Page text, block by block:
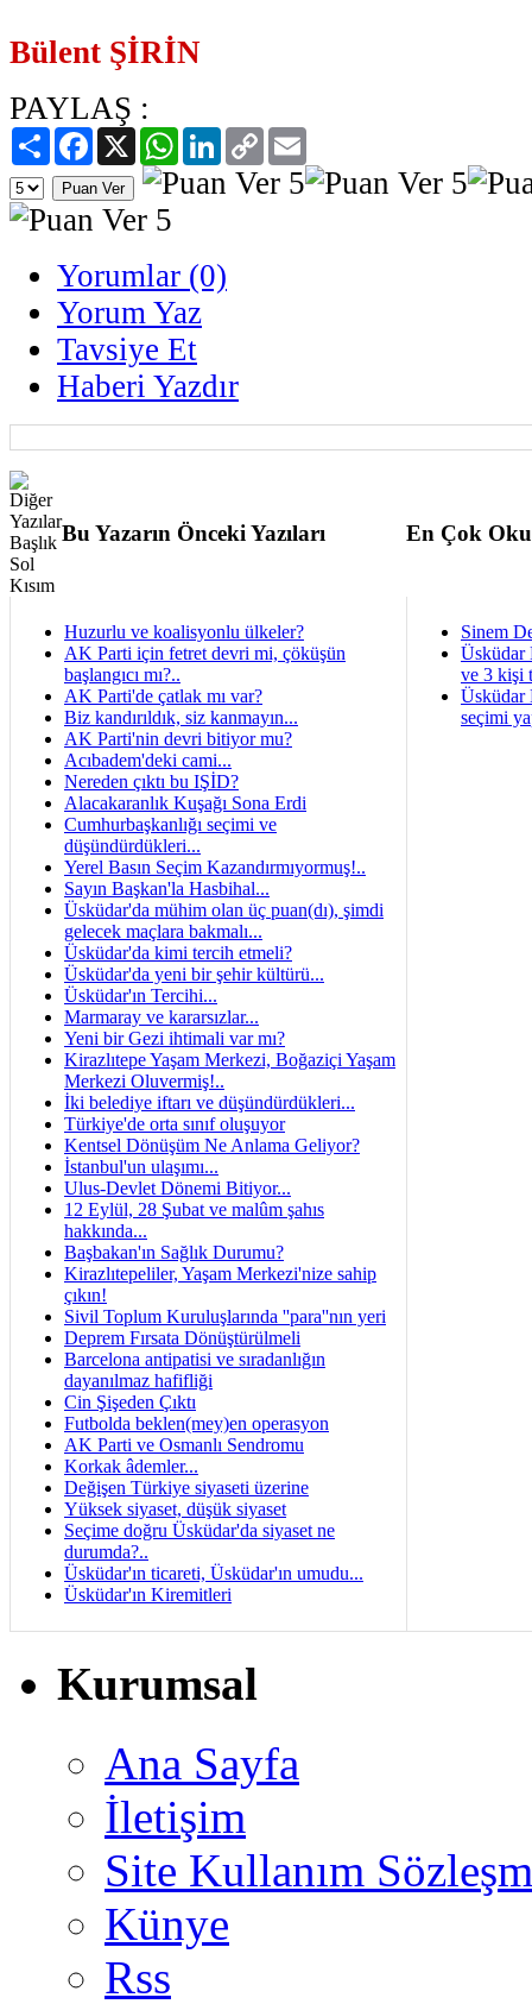
Bülent ŞİRİN
PAYLAŞ :
PaylaşFacebook
X WhatsAppLinkedIn
Copy
Link
Yorumlar (0)
Yorum Yaz
Tavsiye Et
Haberi Yazdır
Bu Yazarın Önceki Yazıları En Çok
Huzurlu ve koalisyonlu ülkeler?
AK Parti için fetret devri mi, çöküşün
başlangıcı mı?..
AK Parti'de çatlak mı var?
Biz kandırıldık, siz kanmayın...
AK Parti'nin devri bitiyor mu?
Acıbadem'deki cami...
Nereden çıktı bu IŞİD?
Alacakaranlık Kuşağı Sona Erdi
Cumhurbaşkanlığı seçimi ve
düşündürdükleri...
Yerel Basın Seçim Kazandırmıyormuş!..
Sayın Başkan'la Hasbihal...
Üsküdar'da mühim olan üç puan(dı), şimdi
gelecek maçlara bakmalı...
Üsküdar'da kimi tercih etmeli?
Üsküdar'da yeni bir şehir kültürü...
Üsküdar'ın Tercihi...
Marmaray ve kararsızlar...
Yeni bir Gezi ihtimali var mı?
Kirazlıtepe Yaşam Merkezi, Boğaziçi Yaşam
Merkezi Oluvermiş!..
İki belediye iftarı ve düşündürdükleri...
Türkiye'de orta sınıf oluşuyor
Kentsel Dönüşüm Ne Anlama Geliyor?
İstanbul'un ulaşımı...
Ulus-Devlet Dönemi Bitiyor...
12 Eylül, 28 Şubat ve malûm şahıs
hakkında...
Başbakan'ın Sağlık Durumu?
Kirazlıtepeliler, Yaşam Merkezi'nize sahip
çıkın!
Sivil Toplum Kuruluşlarında ''para''nın yeri
Deprem Fırsata Dönüştürülmeli
Barcelona antipatisi ve sıradanlığın
dayanılmaz hafifliği
Cin Şişeden Çıktı
Futbolda beklen(mey)en operasyon
AK Parti ve Osmanlı Sendromu
Korkak âdemler...
Değişen Türkiye siyaseti üzerine
Yüksek siyaset, düşük siyaset
Seçime doğru Üsküdar'da siyaset ne
durumda?..
Üsküdar'ın ticareti, Üsküdar'ın umudu...
Üsküdar'ın Kiremitleri
Sinem
Üsküdar
ve 3 kişi
Üsküdar
seçimi
Kurumsal
Ana Sayfa
İletişim
Site Kullanım
Künye
Rss